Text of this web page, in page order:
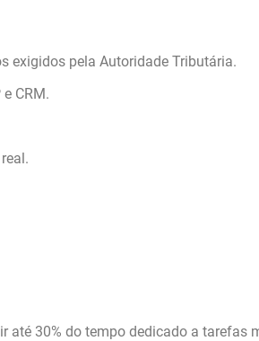
exigidos pela Autoridade Tributária.
CRM.
até 30% do tempo dedicado a tarefas